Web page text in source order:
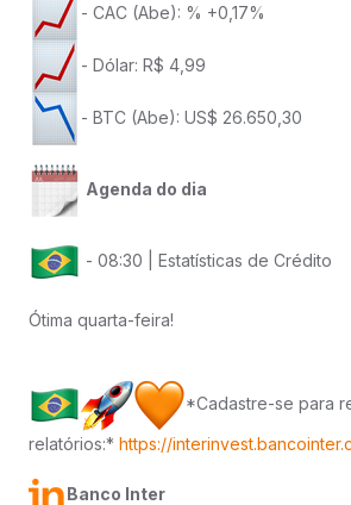
- CAC (Abe): % +0,17%
- Dólar: R$ 4,99
- BTC (Abe): US$ 26.650,30
Agenda do dia
- 08:30 | Estatísticas de Crédito
Ótima quarta-feira!
*Cadastre-se para
relatórios:* https://
Banco Inter